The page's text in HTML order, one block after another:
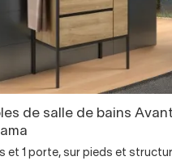
de salle de bains Avant
et 1 porte, sur pieds et